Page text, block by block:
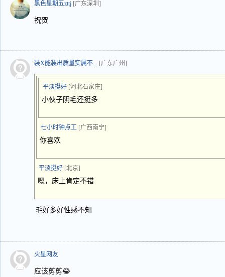
黑色星期五zttj [广东深圳]
祝贺
装X能装出质量实属不... [广东广州]
平淡挺好 [河北石家庄]
小伙子阴毛还挺多
七小时钟点工 [广西南宁]
你喜欢
平淡挺好 [北京]
嗯，床上肯定不错
毛好多好性感不知
火星网友
应该剪剪😂